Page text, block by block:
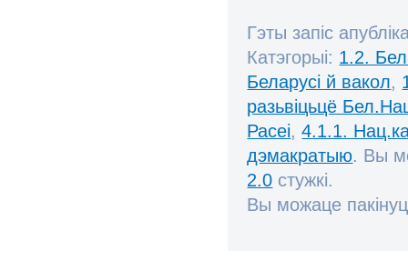
Гэты запіс
Катэгорыі: 1.2.
Беларусі й вакол,
разьвіцьцё
Расеі,4.1.1.
дэмакратыю. Вы
2.0 стужкі.
Вы можаце